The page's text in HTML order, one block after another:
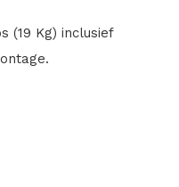
(19 Kg) inclusief